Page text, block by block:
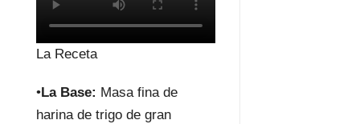
La Receta
•La Base: Masa fina de
harina de trigo de gran